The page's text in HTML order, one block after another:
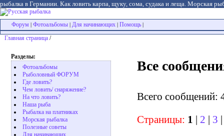
рыбалка в Германии. Как ловить карпа, щуку, сома, судака и леща. Морская
Форум Фотоальбомы Для начинающих Помощь
Главная страница /
Разделы:
Фотоальбомы
Рыболовный ФОРУМ
Где ловить?
Чем ловить/ снаряжение?
На что ловить?
Наша рыба
Рыбалка на платниках
Морская рыбалка
Полезные советы
Для начинающих
Все
Всего сообщений:
Страницы: 1 2 3